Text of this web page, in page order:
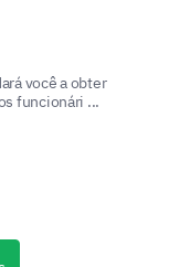
and
sharing.
você a obter
funcionári ...